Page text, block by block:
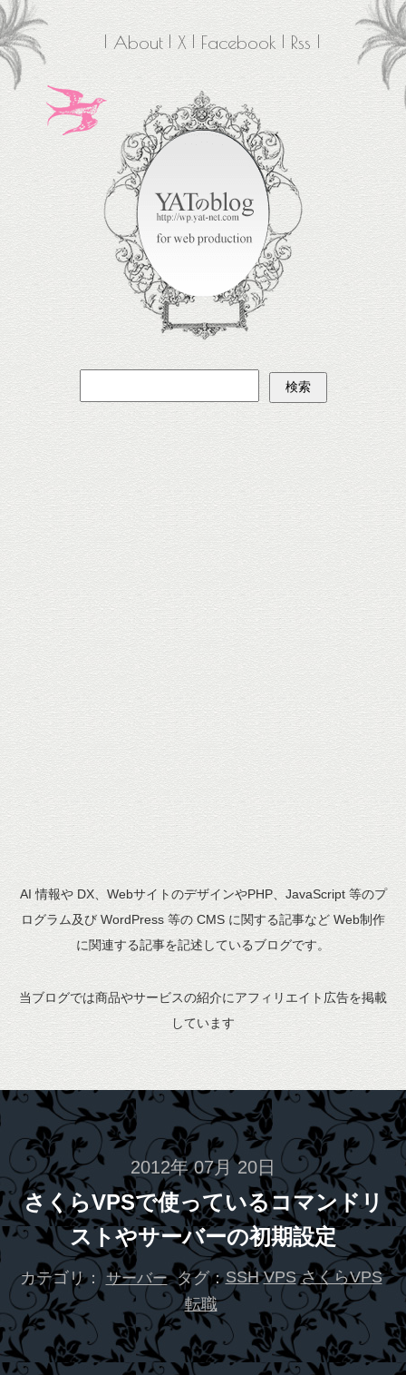
About X Facebook Rss
AI 情報や DX、WebサイトのデザインやPHP、JavaScript 等のプ
ログラム及び WordPress 等の CMS に関する記事など Web制作
に関連する記事を記述しているブログです。
当ブログでは商品やサービスの紹介にアフィリエイト広告を掲載
しています
2012年 07月 20日
さくらVPSで使っているコマンドリ
ストやサーバーの初期設定
カテゴリ： サーバー タグ：SSH VPS さくらVPS
転職